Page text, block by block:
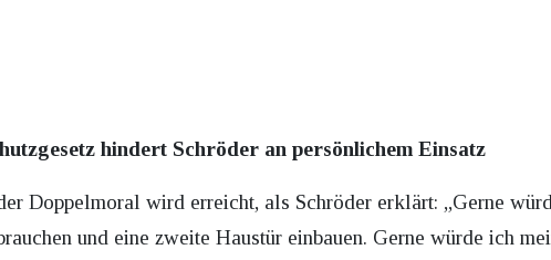
hindert Schröder an persönlichem Einsatz
Doppelmoral wird erreicht, als Schröder erklärt: „Gerne
und eine zweite Haustür einbauen. Gerne würde ich